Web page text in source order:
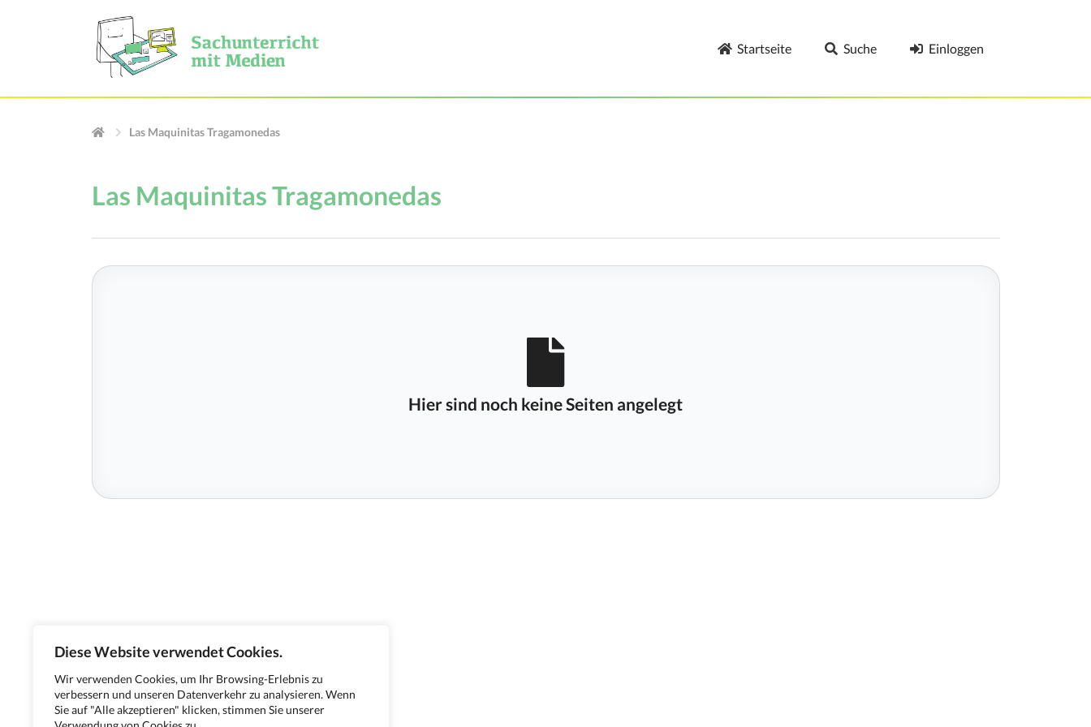
Diese Website verwendet Cookies.
Wir verwenden Cookies, um Ihr Browsing-Erlebnis zu
verbessern und unseren Datenverkehr zu analysieren. Wenn
Sie auf "Alle akzeptieren" klicken, stimmen Sie unserer
Startseite Suche Einloggen
Las Maquinitas Tragamonedas
Las Maquinitas Tragamonedas
Hier sind noch keine Seiten angelegt